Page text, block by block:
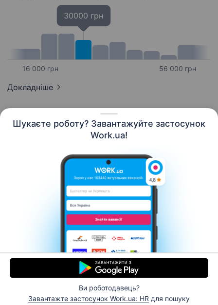
Шукаєте роботу? Завантажуйте застосунок
Work.ua!
Ви роботодавець?
Завантажте застосунок Work.ua: HR для пошуку
16 000 грн
30000 грн
56 000 грн
Докладніше
Контакти Про нас
Кар’єра
Допомога Умови використання
© 2006–2026 Work.ua. Сервіс пошуку роботи №1 в